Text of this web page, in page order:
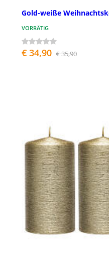
Gold-weiße
VORRÄTIG
€ 34,90 € 35,90